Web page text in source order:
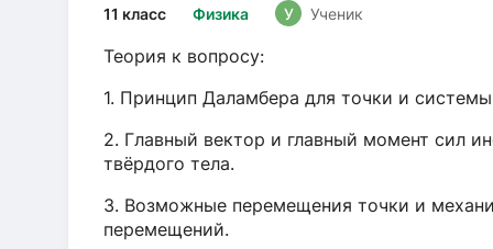
Физика
11 класс У Ученик
Теория к вопросу:
1. Принцип Даламбера для точки и
2. Главный вектор и главный момент сил
твёрдого тела.
3. Возможные перемещения точки и
перемещений.